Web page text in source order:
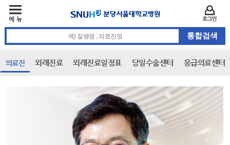
의료진 외래진료 외래진료일정표 당일수술센터 응급의료센터